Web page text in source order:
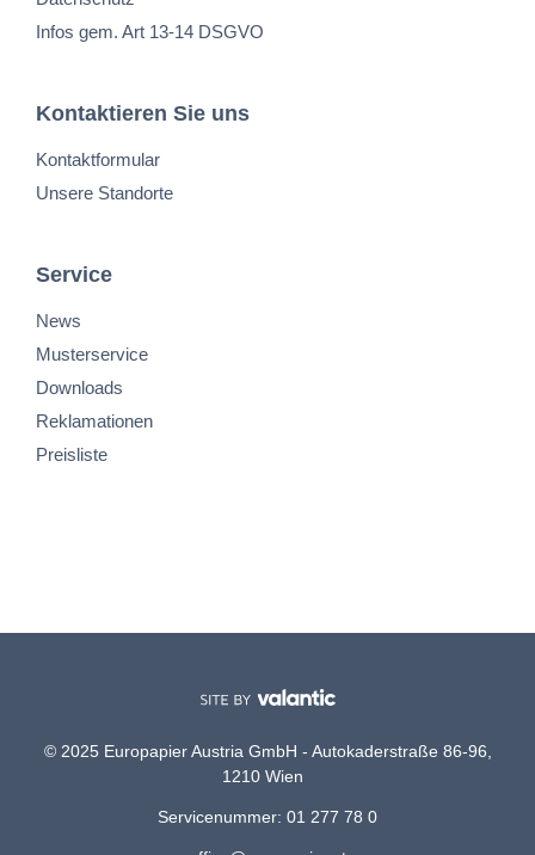
Infos gem. Art 13-14 DSGVO
Kontaktieren Sie uns
Kontaktformular
Unsere Standorte
Service
News
Musterservice
Downloads
Reklamationen
Preisliste
© 2025 Europapier Austria GmbH - Autokaderstraße 86-96,
1210 Wien
Servicenummer: 01 277 78 0